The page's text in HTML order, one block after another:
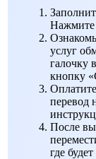
Нажмите
услуг
галочку
кнопку
перевод
После
где